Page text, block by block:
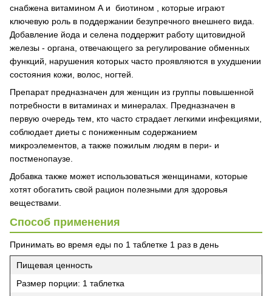
снабжена витамином А и биотином , которые играют
ключевую роль в поддержании безупречного внешнего вида.
Добавление йода и селена поддержит работу щитовидной
железы - органа, отвечающего за регулирование обменных
функций, нарушения которых часто проявляются в ухудшении
состояния кожи, волос, ногтей.
Препарат предназначен для женщин из группы повышенной
потребности в витаминах и минералах. Предназначен в
первую очередь тем, кто часто страдает легкими инфекциями,
соблюдает диеты с пониженным содержанием
микроэлементов, а также пожилым людям в пери- и
постменопаузе.
Добавка также может использоваться женщинами, которые
хотят обогатить свой рацион полезными для здоровья
веществами.
Способ применения
Принимать во время еды по 1 таблетке 1 раз в день
Пищевая ценность
Размер порции: 1 таблетка